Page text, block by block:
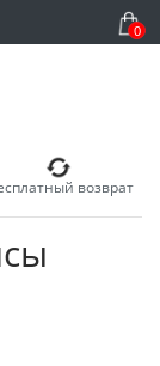
0
возврат